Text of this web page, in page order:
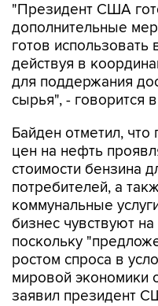
"Президент США
дополнительные
готов использовать
действуя в
для поддержания
сырья", - говорится
Байден отметил,
цен на нефть
стоимости бензина
потребителей, а
коммунальные
бизнес чувствуют
поскольку
ростом спроса в
мировой экономики
заявил президент